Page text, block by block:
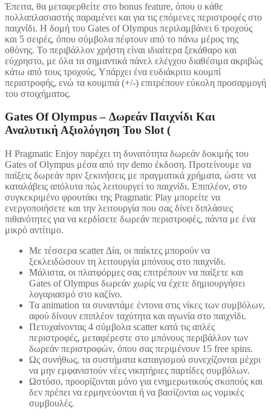
Έπειτα, θα μεταφερθείτε στο bonus feature, όπου ο κάθε
πολλαπλασιαστής παραμένει και για τις επόμενες περιστροφές στο
παιχνίδι. Η δομή του Gates of Olympus περιλαμβάνει 6 τροχούς
και 5 σειρές, όπου σύμβολα πέφτουν από το πάνω μέρος της
οθόνης. Το περιβάλλον χρήστη είναι ιδιαίτερα ξεκάθαρο και
εύχρηστο, με όλα τα σημαντικά πάνελ ελέγχου διαθέσιμα ακριβώς
κάτω από τους τροχούς. Υπάρχει ένα ευδιάκριτο κουμπί
περιστροφής, ενώ τα κουμπιά (+/-) επιτρέπουν εύκολη προσαρμογή
του στοιχήματος.
Gates Of Olympus – Δωρεάν Παιχνίδι Και
Αναλυτική Αξιολόγηση Του Slot (
Η Pragmatic Enjoy παρέχει τη δυνατότητα δωρεάν δοκιμής του
Gates of Olympus μέσα από την demo έκδοση. Προτείνουμε να
παίξεις δωρεάν πριν ξεκινήσεις με πραγματικά χρήματα, ώστε να
καταλάβεις απόλυτα πώς λειτουργεί το παιχνίδι. Επιπλέον, στο
συγκεκριμένο φρουτάκι της Pragmatic Play μπορείτε να
ενεργοποιήσετε και την λειτουργία που σας δίνει διπλάσιες
πιθανότητες για να κερδίσετε δωρεάν περιστροφές, πάντα με ένα
μικρό αντίτιμο.
Με τέσσερα scatter Δία, οι παίκτες μπορούν να
ξεκλειδώσουν τη λειτουργία μπόνους στο παιχνίδι.
Μάλιστα, οι πλατφόρμες σας επιτρέπουν να παίξετε και
Gates of Olympus δωρεάν χωρίς να έχετε δημιουργήσει
λογαριασμό στο καζίνο.
Τα animation τα συναντάμε έντονα στις νίκες των συμβόλων,
αφού δίνουν επιπλέον ταχύτητα και αγωνία στο παιχνίδι.
Πετυχαίνοντας 4 σύμβολα scatter κατά τις απλές
περιστροφές, μεταφέρεστε στο μπόνους περιβάλλον των
δωρεάν περιστροφών, όπου σας περιμένουν 15 free spins.
Ως συνήθως, τα συστήματα καταιγισμού συνεχίζονται μέχρι
να μην εμφανιστούν νέες νικητήριες παρτίδες συμβόλων.
Ωστόσο, προορίζονται μόνο για ενημερωτικούς σκοπούς και
δεν πρέπει να ερμηνεύονται ή να βασίζονται ως νομικές
συμβουλές.